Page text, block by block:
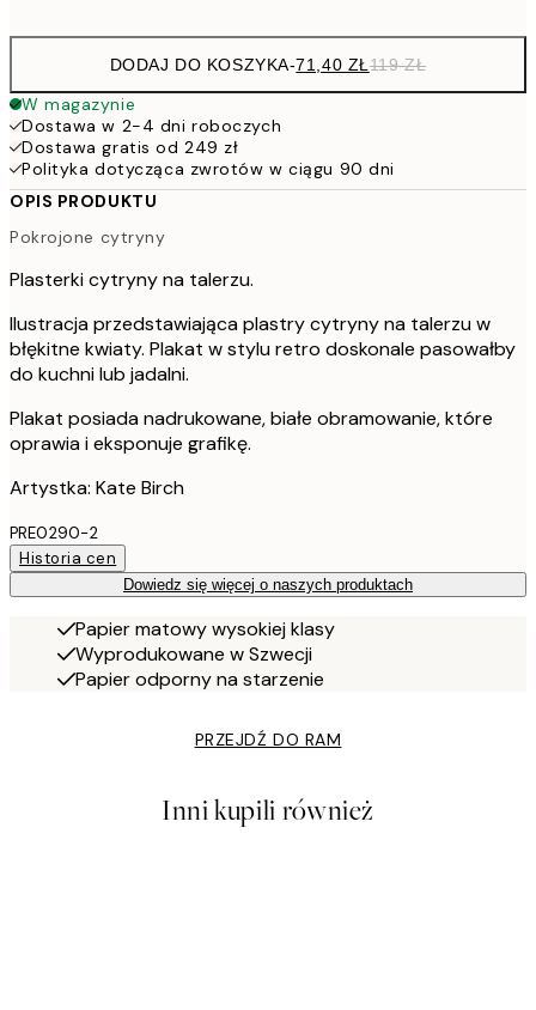
DODAJ DO KOSZYKA-71,40 ZŁ 119 ZŁ
W magazynie
Dostawa w 2-4 dni roboczych
Dostawa gratis od 249 zł
Polityka dotycząca zwrotów w ciągu 90 dni
OPIS PRODUKTU
Pokrojone cytryny
Plasterki cytryny na talerzu.
Ilustracja przedstawiająca plastry cytryny na talerzu w
błękitne kwiaty. Plakat w stylu retro doskonale pasowałby
do kuchni lub jadalni.
Plakat posiada nadrukowane, białe obramowanie, które
oprawia i eksponuje grafikę.
Artystka: Kate Birch
PRE0290-2
Historia cen
Dowiedz się więcej o naszych produktach
Papier matowy wysokiej klasy
Wyprodukowane w Szwecji
Papier odporny na starzenie
PRZEJDŹ DO RAM
Inni kupili również